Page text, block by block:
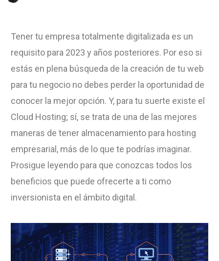
Tener tu empresa totalmente digitalizada es un
requisito para 2023 y años posteriores. Por eso si
estás en plena búsqueda de la creación de tu web
para tu negocio no debes perder la oportunidad de
conocer la mejor opción. Y, para tu suerte existe el
Cloud Hosting; sí, se trata de una de las mejores
maneras de tener almacenamiento para hosting
empresarial, más de lo que te podrías imaginar.
Prosigue leyendo para que conozcas todos los
beneficios que puede ofrecerte a ti como
inversionista en el ámbito digital.